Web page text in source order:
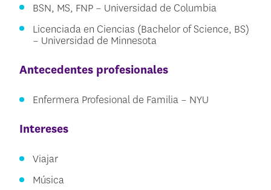
BSN, MS, FNP – Universidad de Columbia
Licenciada en Ciencias (Bachelor of Science, BS)
– Universidad de Minnesota
Antecedentes profesionales
Enfermera Profesional de Familia – NYU
Intereses
Viajar
Música